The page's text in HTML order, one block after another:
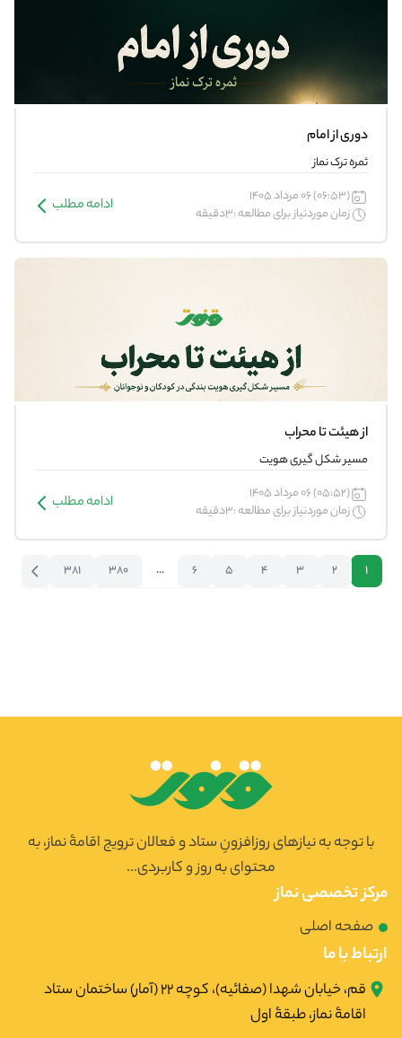
دوری از امام
ثمره ترک نماز
(06:53) 06 مرداد 1405
زمان موردنیاز برای مطالعه :3دقیقه
ادامه مطلب
از هیئت تا محراب
مسیر شکل گیری هویت
(05:52) 06 مرداد 1405
زمان موردنیاز برای مطالعه :3دقیقه
ادامه مطلب
1
2
3
4
5
6
...
380
381
با توجه به نیازهای روزافزونِ ستاد و فعالان ترویج اقامۀ نماز، به
محتوای به روز و کاربردی...
مرکز تخصصی نماز
صفحه اصلی
ارتباط با ما
قم، خیابان شهدا (صفائیه)، کوچه ۲۲ (آمار) ساختمان ستاد
اقامۀ نماز، طبقۀ اول